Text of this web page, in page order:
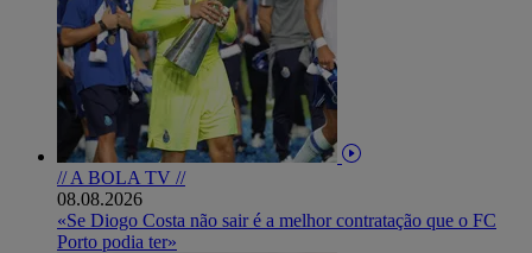
// A BOLA TV //
08.08.2026
«Se Diogo Costa não sair é a melhor contratação que o FC
Porto podia ter»